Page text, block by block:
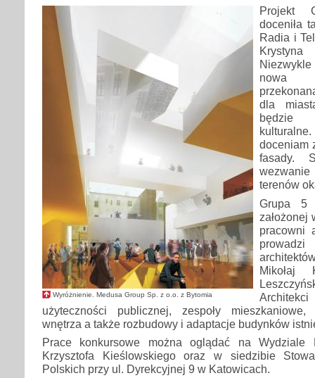
Wyróżnienie. Medusa Group Sp. z o.o. z Bytomia
Projekt
doceniła
Radia i
nowa
dla
będzie
doceniam
fasady.
terenów
Grupa 5
założonej
pracowni
Mikołaj
użyteczności publicznej, zespoły
wnętrza a także rozbudowy i adaptacje budynków
Prace konkursowe można oglądać na
Krzysztofa Kieślowskiego oraz w siedzibie
Polskich przy ul. Dyrekcyjnej 9 w Katowicach.